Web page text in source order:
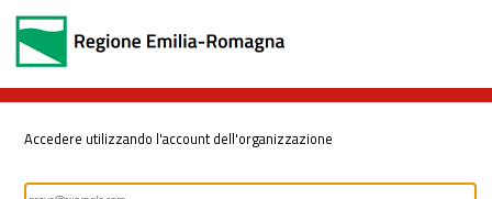
Accedere utilizzando l'account dell'organizzazione